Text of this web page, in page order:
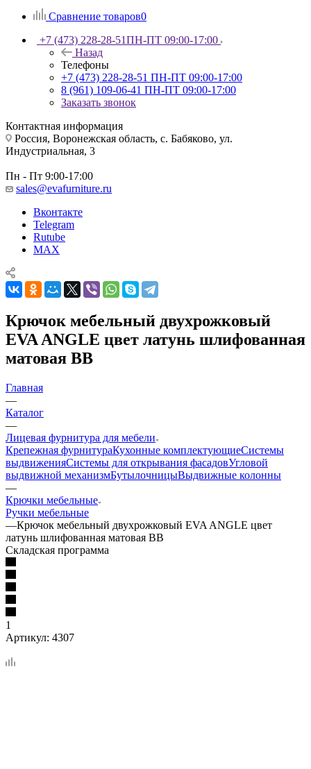
Сравнение товаров0
+7 (473) 228-28-51ПН-ПТ 09:00-17:00
Назад
Телефоны
+7 (473) 228-28-51 ПН-ПТ 09:00-17:00
8 (961) 109-06-41 ПН-ПТ 09:00-17:00
Заказать звонок
Контактная информация
Россия, Воронежская область, с. Бабяково, ул.
Индустриальная, 3
Пн - Пт 9:00-17:00
sales@evafurniture.ru
Вконтакте
Telegram
Rutube
MAX
Крючок мебельный двухрожковый
EVA ANGLE цвет латунь шлифованная
матовая BB
Главная
—
Каталог
—
Лицевая фурнитура для мебели
Крепежная фурнитураКухонные комплектующиеСистемы
выдвиженияСистемы для открывания фасадовУгловой
выдвижной механизмБутылочницыВыдвижные колонны
—
Крючки мебельные
Ручки мебельные
—Крючок мебельный двухрожковый EVA ANGLE цвет
латунь шлифованная матовая BB
Складская программа
1
Артикул: 4307